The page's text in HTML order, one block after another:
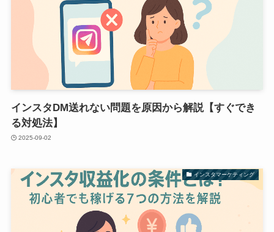
インスタDM送れない問題を原因から解説【すぐでき
る対処法】
2025-09-02
インスタマーケティング